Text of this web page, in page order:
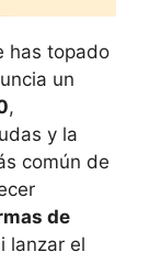
has topado
un
,
y la
común de
de
lanzar el